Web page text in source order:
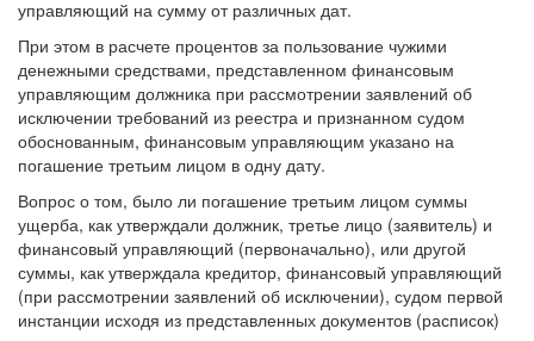
При этом в расчете процентов за пользование чужими
денежными средствами, представленном финансовым
управляющим должника при рассмотрении заявлений об
исключении требований из реестра и признанном судом
обоснованным, финансовым управляющим указано на
погашение третьим лицом в одну дату.
Вопрос о том, было ли погашение третьим лицом суммы
ущерба, как утверждали должник, третье лицо (заявитель) и
финансовый управляющий (первоначально), или другой
суммы, как утверждала кредитор, финансовый управляющий
(при рассмотрении заявлений об исключении), судом первой
инстанции исходя из представленных документов (расписок)
не исследовался.